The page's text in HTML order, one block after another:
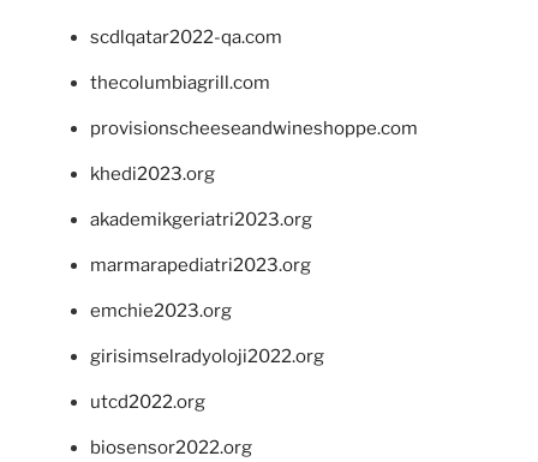
scdlqatar2022-qa.com
thecolumbiagrill.com
provisionscheeseandwineshoppe.com
khedi2023.org
akademikgeriatri2023.org
marmarapediatri2023.org
emchie2023.org
girisimselradyoloji2022.org
utcd2022.org
biosensor2022.org